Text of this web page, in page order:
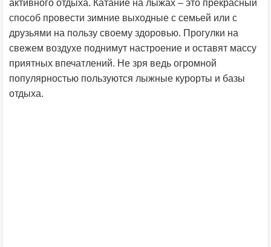
активного отдыха. Катание на лыжах – это прекрасный
способ провести зимние выходные с семьей или с
друзьями на пользу своему здоровью. Прогулки на
свежем воздухе поднимут настроение и оставят массу
приятных впечатлений. Не зря ведь огромной
популярностью пользуются лыжные курорты и базы
отдыха.